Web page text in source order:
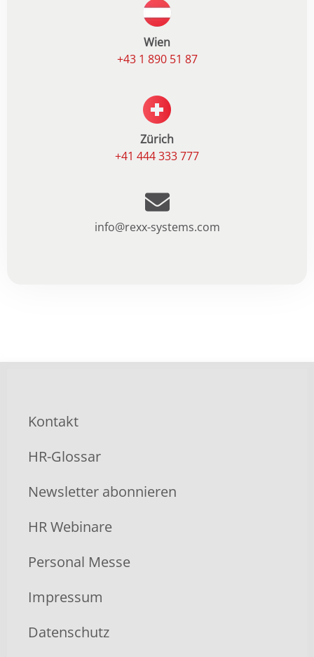
Wien
+43 1 890 51 87
Zürich
+41 444 333 777
info@rexx-systems.com
Kontakt
HR-Glossar
Newsletter abonnieren
HR Webinare
Personal Messe
Impressum
Datenschutz